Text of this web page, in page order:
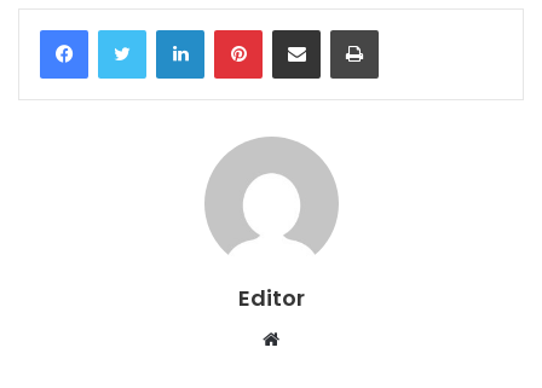
LinkedinPinterestCompartilhar via e-mail Imprimir
Editor
Website